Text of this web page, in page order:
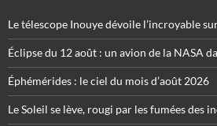
Le télescope Inouye dévoile l’incroyable
Éclipse du 12 août : un avion de la NASA
Éphémérides : le ciel du mois d’août 2026
Le Soleil se lève, rougi par les fumées des